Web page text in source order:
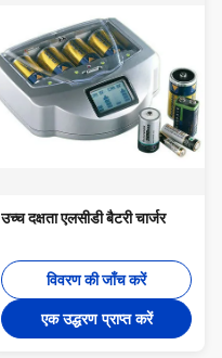
उच्च दक्षता एलसीडी बैटरी चार्जर
विवरण की जाँच करें
एक उद्धरण प्राप्त करें